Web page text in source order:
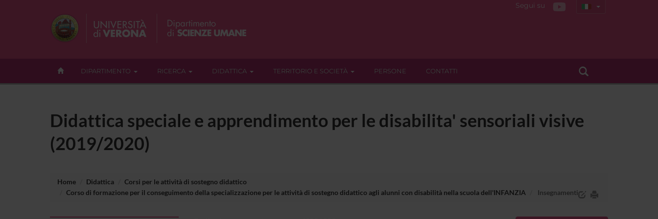
Segui su
DIPARTIMENTO RICERCA DIDATTICA TERRITORIO E SOCIETÀ PERSONE CONTATTI
Didattica speciale e apprendimento per le disabilita' sensoriali visive
(2019/2020)
Home Didattica
Corsi per le attività di sostegno didattico
Corso di formazione per il conseguimento della specializzazione per le attività di sostegno didattico agli alunni con disabilità nella scuola dell'INFANZIA
Insegnamenti